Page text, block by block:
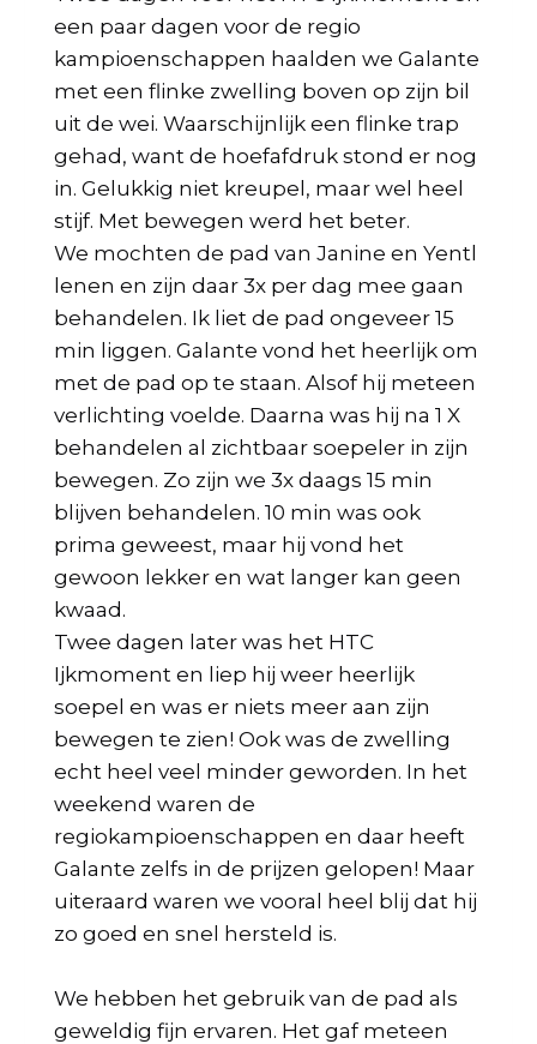
een paar dagen voor de regio
kampioenschappen haalden we Galante
met een flinke zwelling boven op zijn bil
uit de wei. Waarschijnlijk een flinke trap
gehad, want de hoefafdruk stond er nog
in. Gelukkig niet kreupel, maar wel heel
stijf. Met bewegen werd het beter.
We mochten de pad van Janine en Yentl
lenen en zijn daar 3x per dag mee gaan
behandelen. Ik liet de pad ongeveer 15
min liggen. Galante vond het heerlijk om
met de pad op te staan. Alsof hij meteen
verlichting voelde. Daarna was hij na 1 X
behandelen al zichtbaar soepeler in zijn
bewegen. Zo zijn we 3x daags 15 min
blijven behandelen. 10 min was ook
prima geweest, maar hij vond het
gewoon lekker en wat langer kan geen
kwaad.
Twee dagen later was het HTC
Ijkmoment en liep hij weer heerlijk
soepel en was er niets meer aan zijn
bewegen te zien! Ook was de zwelling
echt heel veel minder geworden. In het
weekend waren de
regiokampioenschappen en daar heeft
Galante zelfs in de prijzen gelopen! Maar
uiteraard waren we vooral heel blij dat hij
zo goed en snel hersteld is.
We hebben het gebruik van de pad als
geweldig fijn ervaren. Het gaf meteen